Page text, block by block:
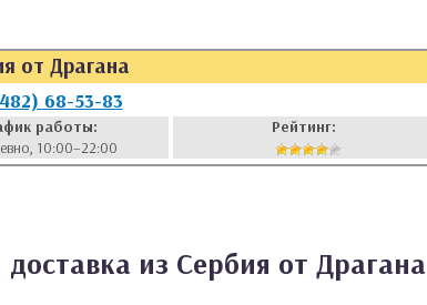
от Драгана
68-53-83
работы:
10:00–22:00
Рейтинг:
из Сербия от Драгана